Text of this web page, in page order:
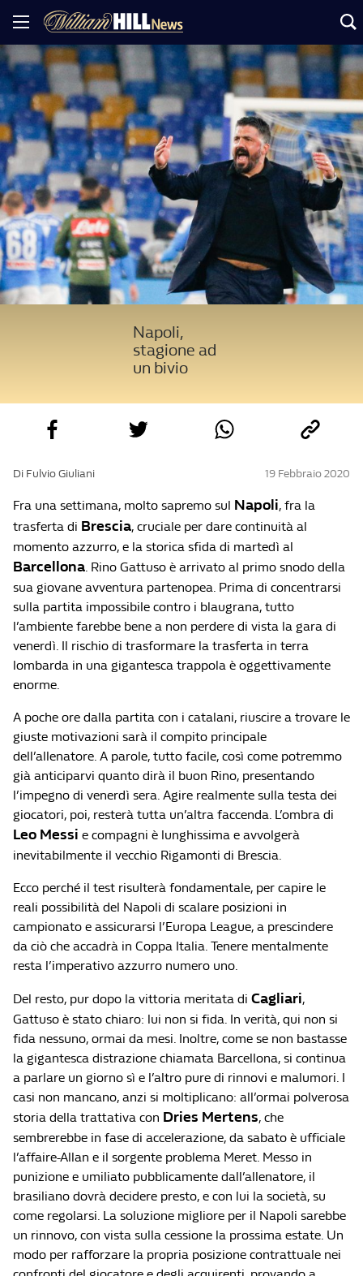
Napoli,
stagione ad
un bivio
Di Fulvio Giuliani 19 Febbraio 2020
Fra una settimana, molto sapremo sul Napoli, fra la
trasferta di Brescia, cruciale per dare continuità al
momento azzurro, e la storica sfida di martedì al
Barcellona. Rino Gattuso è arrivato al primo snodo della
sua giovane avventura partenopea. Prima di concentrarsi
sulla partita impossibile contro i blaugrana, tutto
l’ambiente farebbe bene a non perdere di vista la gara di
venerdì. Il rischio di trasformare la trasferta in terra
lombarda in una gigantesca trappola è oggettivamente
enorme.
A poche ore dalla partita con i catalani, riuscire a trovare le
giuste motivazioni sarà il compito principale
dell’allenatore. A parole, tutto facile, così come potremmo
già anticiparvi quanto dirà il buon Rino, presentando
l’impegno di venerdì sera. Agire realmente sulla testa dei
giocatori, poi, resterà tutta un’altra faccenda. L’ombra di
Leo Messi e compagni è lunghissima e avvolgerà
inevitabilmente il vecchio Rigamonti di Brescia.
Ecco perché il test risulterà fondamentale, per capire le
reali possibilità del Napoli di scalare posizioni in
campionato e assicurarsi l’Europa League, a prescindere
da ciò che accadrà in Coppa Italia. Tenere mentalmente
resta l’imperativo azzurro numero uno.
Del resto, pur dopo la vittoria meritata di Cagliari,
Gattuso è stato chiaro: lui non si fida. In verità, qui non si
fida nessuno, ormai da mesi. Inoltre, come se non bastasse
la gigantesca distrazione chiamata Barcellona, si continua
a parlare un giorno sì e l’altro pure di rinnovi e malumori. I
casi non mancano, anzi si moltiplicano: all’ormai polverosa
storia della trattativa con Dries Mertens, che
sembrerebbe in fase di accelerazione, da sabato è ufficiale
l’affaire-Allan e il sorgente problema Meret. Messo in
punizione e umiliato pubblicamente dall’allenatore, il
brasiliano dovrà decidere presto, e con lui la società, su
come regolarsi. La soluzione migliore per il Napoli sarebbe
un rinnovo, con vista sulla cessione la prossima estate. Un
modo per rafforzare la propria posizione contrattuale nei